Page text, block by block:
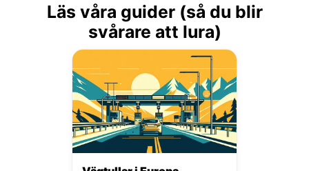
Läs våra guider (så du blir
svårare att lura)